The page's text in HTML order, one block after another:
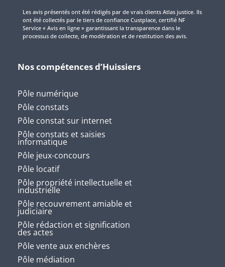
Les avis présentés ont été rédigés par de vrais clients Atlas justice. Ils
ont été collectés par le tiers de confiance Custplace, certifié NF
Service « Avis en ligne » garantissant la transparence dans le
processus de collecte, de modération et de restitution des avis.
Nos compétences d’Huissiers
Pôle numérique
Pôle constats
Pôle constat sur internet
Pôle constats et saisies
informatique
Pôle jeux-concours
Pôle locatif
Pôle propriété intellectuelle et
industrielle
Pôle recouvrement amiable et
judiciaire
Pôle rédaction et signification
des actes
Pôle vente aux enchères
Pôle médiation